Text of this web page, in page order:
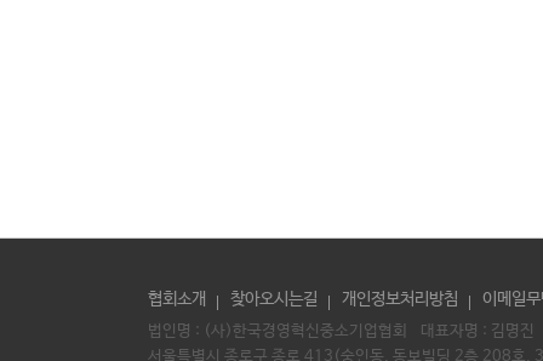
협회소개 찾아오시는길 개인정보처리방침 이메일
법인명 : (사)한국경영혁신중소기업협회 대표자명 : 김명진
서울특별시 종로구 종로 413(숭인동, 동보빌딩 2층 208호,